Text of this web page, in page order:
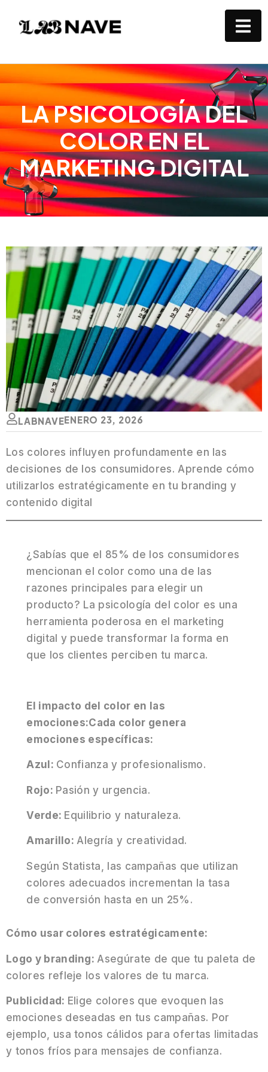
LA PSICOLOGÍA DEL
COLOR EN EL
MARKETING DIGITAL
LABNAVEENERO 23, 2026
Los colores influyen profundamente en las
decisiones de los consumidores. Aprende cómo
utilizarlos estratégicamente en tu branding y
contenido digital
¿Sabías que el 85% de los consumidores
mencionan el color como una de las
razones principales para elegir un
producto? La psicología del color es una
herramienta poderosa en el marketing
digital y puede transformar la forma en
que los clientes perciben tu marca.
El impacto del color en las
emociones:Cada color genera
emociones específicas:
Azul: Confianza y profesionalismo.
Rojo: Pasión y urgencia.
Verde: Equilibrio y naturaleza.
Amarillo:Alegría y creatividad.
Según Statista, las campañas que utilizan
colores adecuados incrementan la tasa
de conversión hasta en un 25%.
Cómo usar colores estratégicamente:
Logo y branding: Asegúrate de que tu paleta de
colores refleje los valores de tu marca.
Publicidad: Elige colores que evoquen las
emociones deseadas en tus campañas. Por
ejemplo, usa tonos cálidos para ofertas limitadas
y tonos fríos para mensajes de confianza.